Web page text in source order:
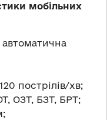
мобільних
пострілів/хв;
ОЗТ, БЗТ, БРТ;